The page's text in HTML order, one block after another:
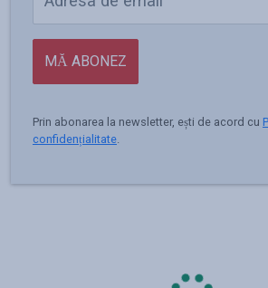
MĂ ABONEZ
Prin abonarea la newsletter, ești de acord cu
confidențialitate